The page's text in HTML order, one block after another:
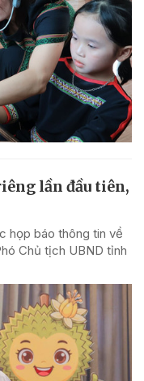
lần đầu tiên,
họp báo thông tin về
Chủ tịch UBND tỉnh